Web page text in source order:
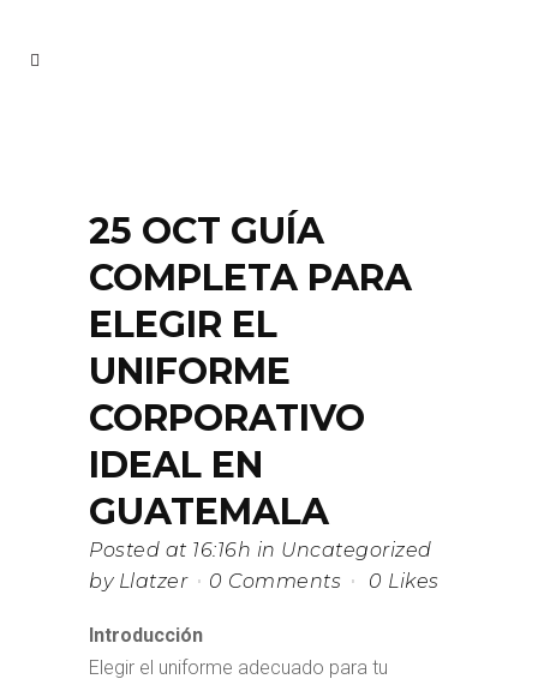
25 OCT GUÍA
COMPLETA PARA
ELEGIR EL
UNIFORME
CORPORATIVO
IDEAL EN
GUATEMALA
Posted at 16:16h in Uncategorized
by Llatzer 0 Comments 0 Likes
Introducción
Elegir el uniforme adecuado para tu